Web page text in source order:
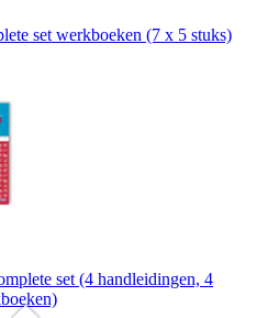
set werkboeken (7 x 5 stuks)
set (4 handleidingen, 4